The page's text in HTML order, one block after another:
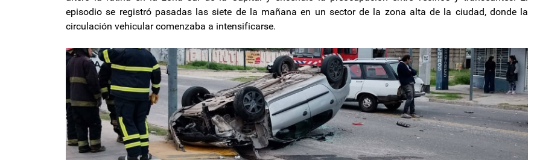
episodio se registró pasadas las siete de la mañana en un sector de la zona alta de la ciudad, donde la
circulación vehicular comenzaba a intensificarse.